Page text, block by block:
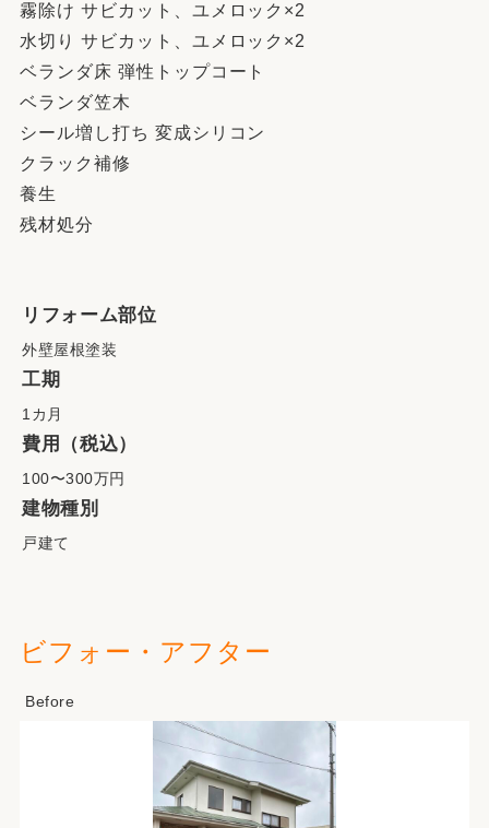
霧除け サビカット、ユメロック×2
水切り サビカット、ユメロック×2
ベランダ床 弾性トップコート
ベランダ笠木
シール増し打ち 変成シリコン
クラック補修
養生
残材処分
リフォーム部位
外壁屋根塗装
工期
1カ月
費用（税込）
100〜300万円
建物種別
戸建て
ビフォー・アフター